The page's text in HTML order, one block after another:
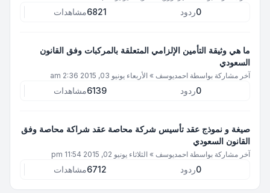
0ردود 6821مشاهدات
ما هي وثيقة التأمين الإلزامي المتعلقة بالمركبات وفق القانون
السعودي
آخر مشاركة بواسطة احمديوسف » الأربعاء يونيو 03, 2015 2:36 am
0ردود 6139مشاهدات
صيغة و نموذج عقد تأسيس شركة محاصة عقد شراكة محاصة وفق
القانون السعودي
آخر مشاركة بواسطة احمديوسف » الثلاثاء يونيو 02, 2015 11:54 pm
0ردود 6712مشاهدات